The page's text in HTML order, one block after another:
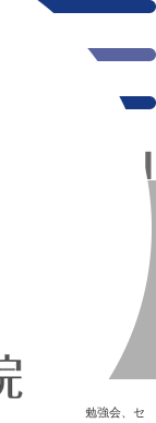
【2022.7.26】
勉強会、セ